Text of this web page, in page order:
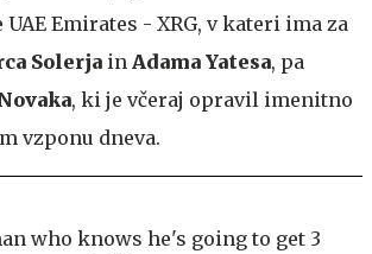
Emirates - XRG, v kateri ima za
Solerja in Adama Yatesa, pa
, ki je včeraj opravil imenitno
vzponu dneva.
who knows he's going to get 3